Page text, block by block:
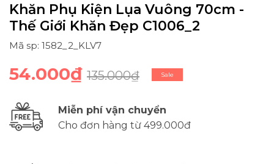
Khăn Phụ Kiện Lụa Vuông 70cm -
Thế Giới Khăn Đẹp C1006_2
Mã sp: 1582_2_KLV7
54.000₫ 135.000₫ Sale
Miễn phí vận chuyển
Cho đơn hàng từ 499.000đ